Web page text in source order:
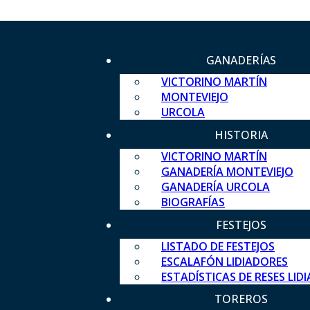
GANADERÍAS
VICTORINO MARTÍN
MONTEVIEJO
URCOLA
HISTORIA
VICTORINO MARTÍN
GANADERÍA MONTEVIEJO
GANADERÍA URCOLA
BIOGRAFÍAS
FESTEJOS
LISTADO DE FESTEJOS
ESCALAFÓN LIDIADORES
ESTADÍSTICAS DE RESES
TOREROS